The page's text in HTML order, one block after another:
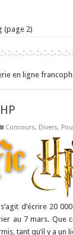
(page 2)
en ligne
Concours, Divers,
d’écrire 20
au 7 mars. Que
tant qu’il y a un